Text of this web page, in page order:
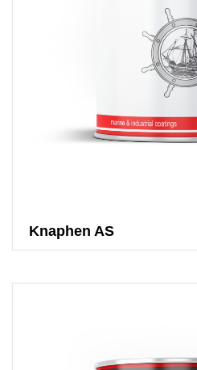
Knaphen AS